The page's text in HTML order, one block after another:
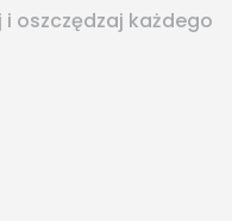
i oszczędzaj każdego